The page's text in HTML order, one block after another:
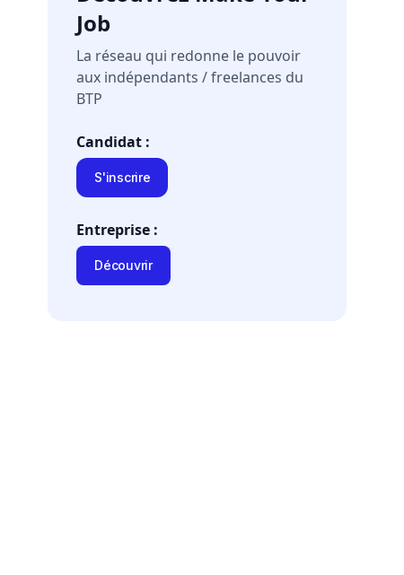
Job
La réseau qui redonne le pouvoir
aux indépendants / freelances du
BTP
Candidat :
S'inscrire
Entreprise :
Découvrir